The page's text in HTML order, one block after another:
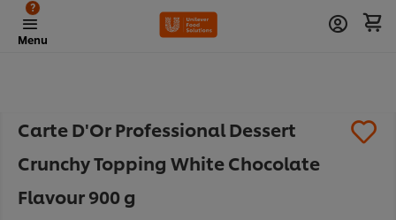
Menu
?
Carte D'Or Professional Dessert
Crunchy Topping White Chocolate
Flavour 900 g